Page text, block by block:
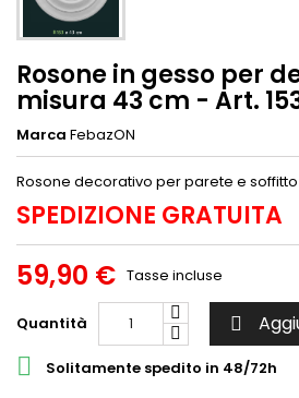
Rosone in gesso per
misura 43 cm - Art.
Marca FebazON
Rosone decorativo per parete e
SPEDIZIONE GRATUITA
59,90 € Tasse incluse
Quantità 
 Solitamente spedito in 48/72h